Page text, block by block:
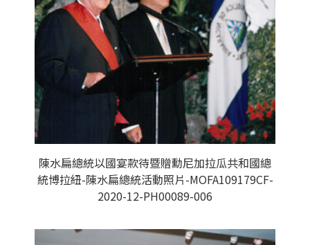
陳水扁總統以國宴款待暨贈勳尼加拉瓜共和國總
統博拉紐-陳水扁總統活動照片-MOFA109179CF-
2020-12-PH00089-006